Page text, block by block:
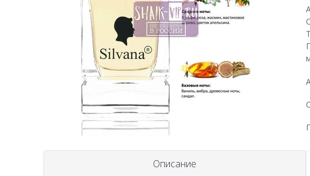
Описание